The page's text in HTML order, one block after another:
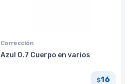
0.7 Cuerpo en varios
$16